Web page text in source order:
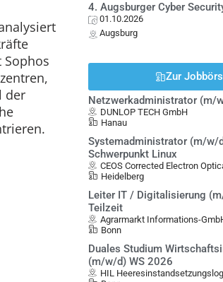
der
4. Augsburger Cyber
01.10.2026
Augsburg
Zur
Netzwerkadministrator (m/
DUNLOP TECH GmbH
Hanau
Systemadministrator (m/w/
Schwerpunkt Linux
CEOS Corrected Electron
Heidelberg
Leiter IT / Digitalisierung
Teilzeit
Agrarmarkt Informations-
Bonn
Duales Studium
(m/w/d) WS 2026
HIL